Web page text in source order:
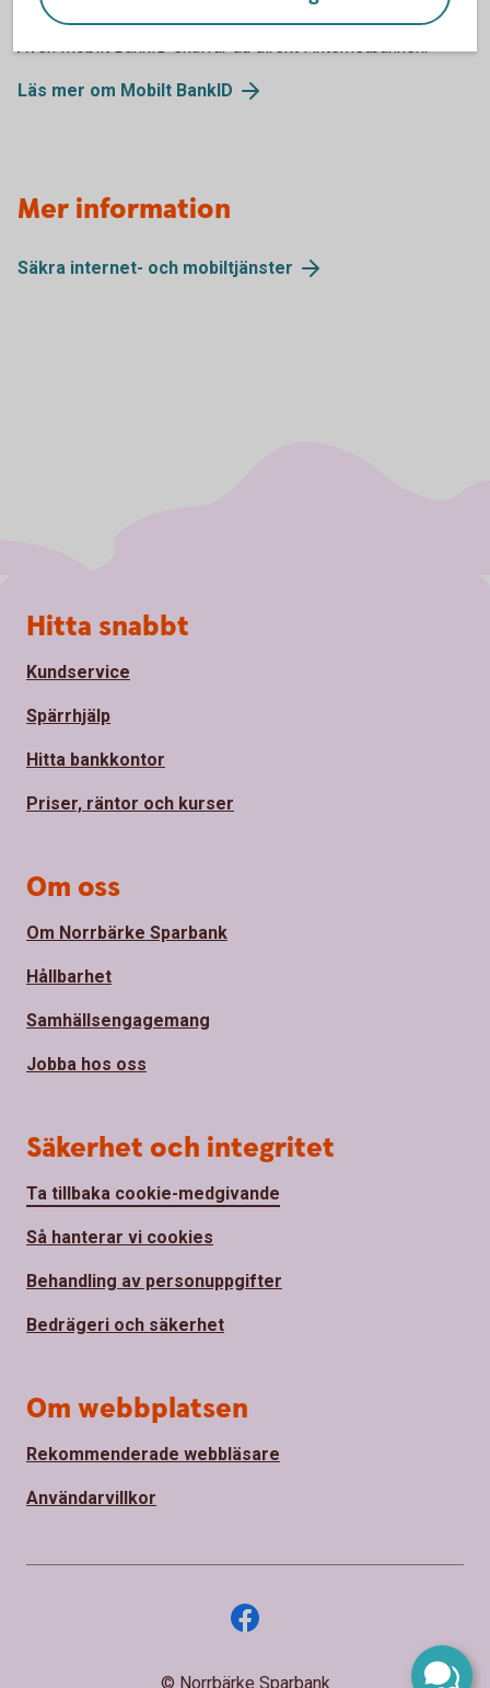
Även Mobilt BankID skaffar du direkt i internetbanken.
Läs mer om Mobilt BankID
Mer information
Säkra internet- och mobiltjänster
Sidfot
Hitta snabbt
Kundservice
Spärrhjälp
Hitta bankkontor
Priser, räntor och kurser
Om oss
Om Norrbärke Sparbank
Hållbarhet
Samhällsengagemang
Jobba hos oss
Säkerhet och integritet
Ta tillbaka cookie-medgivande
Så hanterar vi cookies
Behandling av personuppgifter
Bedrägeri och säkerhet
Om webbplatsen
Rekommenderade webbläsare
Användarvillkor
© Norrbärke Sparbank